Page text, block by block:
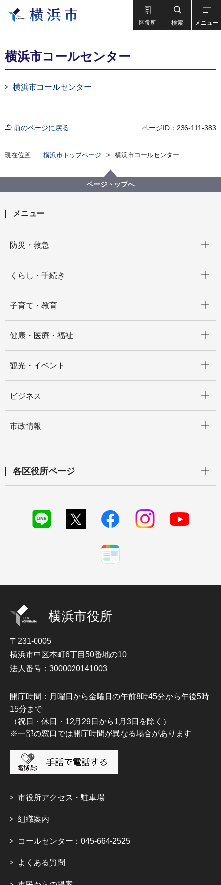
区役所 検索 メニュー
横浜市コールセンター
横浜市コールセンター
前のページに戻る ページID：236-111-383
現在位置 横浜市トップページ 横浜市コールセンター
ページトップへ
メニュー
防災・救急
くらし・手続き
子育て・教育
健康・医療・福祉
観光・イベント
ビジネス
市政情報
各区役所ページ
横浜市役所
〒231-0005
横浜市中区本町6丁目50番地の10
法人番号：3000020141003
開庁時間：月曜日から金曜日の午前8時45分から午後5時
15分まで
（祝日・休日・12月29日から1月3日を除く）
※一部の窓口では開庁時間が異なる場合があります
市役所アクセス・駐車場
組織案内
コールセンター：045-664-2525
よくある質問